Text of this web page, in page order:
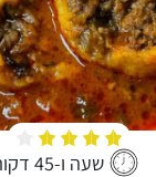
שעה ו-45 דקות